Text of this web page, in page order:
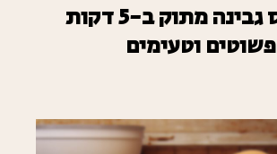
מאפינס גבינה מתוק ב-5 דקות
פשוטים וטעימים